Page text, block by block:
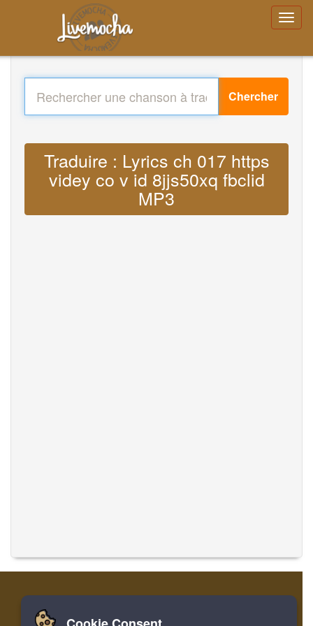
Chercher
Traduire : Lyrics ch 017 https
videy co v id 8jjs50xq fbclid
MP3